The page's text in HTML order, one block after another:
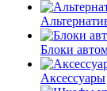
Блоки
Аксессуары